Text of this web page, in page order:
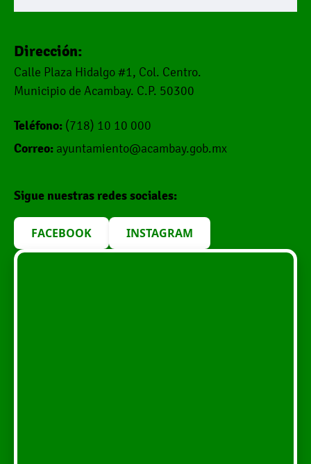
Dirección:
Calle Plaza Hidalgo #1, Col. Centro.
Municipio de Acambay. C.P. 50300
Teléfono: (718) 10 10 000
Correo: ayuntamiento@acambay.gob.mx
Sigue nuestras redes sociales:
FACEBOOK INSTAGRAM